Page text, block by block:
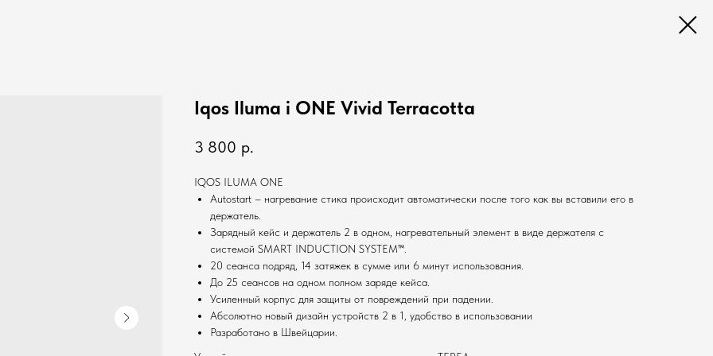
Iqos Iluma i ONE Vivid Terracotta
3 800 р.
IQOS ILUMA ONE
Autostart – нагревание стика происходит автоматически после того как вы вставили его в
держатель.
Зарядный кейс и держатель 2 в одном, нагревательный элемент в виде держателя с
системой SMART INDUCTION SYSTEM™.
20 сеанса подряд, 14 затяжек в сумме или 6 минут использования.
До 25 сеансов на одном полном заряде кейса.
Усиленный корпус для защиты от повреждений при падении.
Абсолютно новый дизайн устройств 2 в 1, удобство в использовании
Разработано в Швейцарии.